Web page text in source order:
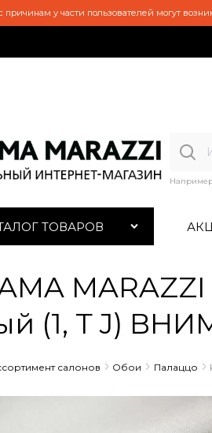
у части пользователей могут
ТОВАРОВ
(1, Т J)
салонов Обои Палаццо